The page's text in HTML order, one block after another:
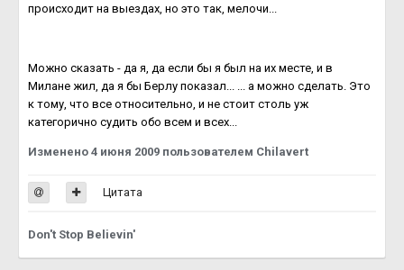
происходит на выездах, но это так, мелочи...
Можно сказать - да я, да если бы я был на их месте, и в
Милане жил, да я бы Берлу показал... ... а можно сделать. Это
к тому, что все относительно, и не стоит столь уж
категорично судить обо всем и всех...
Изменено 4 июня 2009 пользователем Chilavert
Цитата
Don't Stop Believin'